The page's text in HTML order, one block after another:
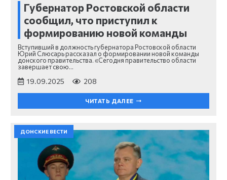
Губернатор Ростовской области
сообщил, что приступил к
формированию новой команды
Вступивший в должность губернатора Ростовской области
Юрий Слюсарь рассказал о формировании новой команды
донского правительства. «Сегодня правительство области
завершает свою…
19.09.2025 208
ЧИТАТЬ ДАЛЕЕ
ДОНСКИЕ ВЕСТИ